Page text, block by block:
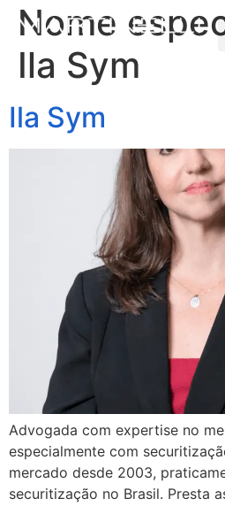
Nome
Ila Sym
Ila Sym
Advogada com expertise no
especialmente com
mercado desde 2003,
securitização no Brasil. Presta